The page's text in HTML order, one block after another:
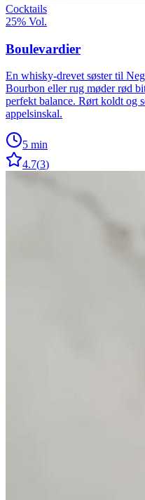
Cocktails
25% Vol.
Boulevardier
En whisky-drevet søster til
Bourbon eller rug møder rød
perfekt balance. Rørt koldt og
appelsinskal.
5 min
4.7(3)